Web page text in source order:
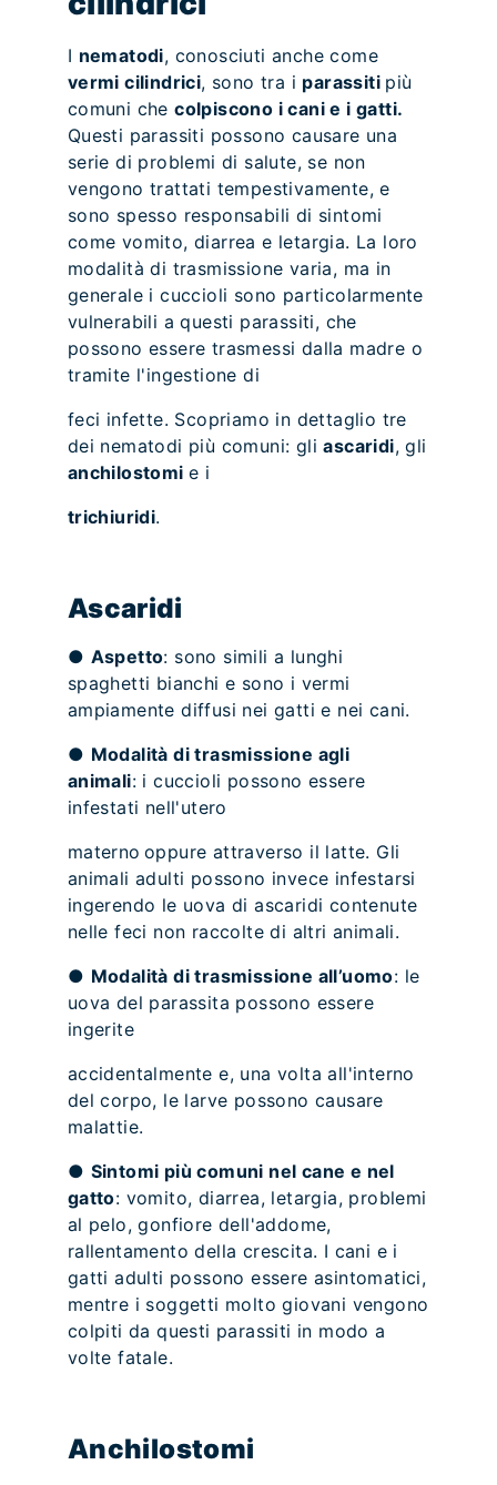
I nematodi, conosciuti anche come
vermi cilindrici, sono tra i parassiti più
comuni checolpiscono i cani e i gatti.
Questi parassiti possono causare una
serie di problemi di salute, se non
vengono trattati tempestivamente, e
sono spesso responsabili di sintomi
come vomito, diarrea e letargia. La loro
modalità di trasmissione varia, ma in
generale i cuccioli sono particolarmente
vulnerabili a questi parassiti, che
possono essere trasmessi dalla madre o
tramite l'ingestione di
feci infette. Scopriamo in dettaglio tre
dei nematodi più comuni: gliascaridi, gli
anchilostomi e i
trichiuridi.
Ascaridi
● Aspetto: sono simili a lunghi
spaghetti bianchi e sono i vermi
ampiamente diffusi nei gatti e nei cani.
● Modalità di trasmissione agli
animali: i cuccioli possono essere
infestati nell'utero
materno oppure attraverso il latte. Gli
animali adulti possono invece infestarsi
ingerendo le uova di ascaridi contenute
nelle feci non raccolte di altri animali.
● Modalità di trasmissione all’uomo: le
uova del parassita possono essere
ingerite
accidentalmente e, una volta all'interno
del corpo, le larve possono causare
malattie.
● Sintomi più comuni nel cane e nel
gatto: vomito, diarrea, letargia, problemi
al pelo, gonfiore dell'addome,
rallentamento della crescita. I cani e i
gatti adulti possono essere asintomatici,
mentre i soggetti molto giovani vengono
colpiti da questi parassiti in modo a
volte fatale.
Anchilostomi